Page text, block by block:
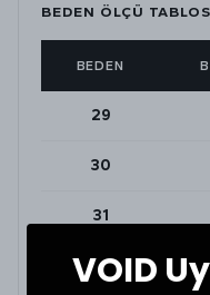
BEDEN ÖLÇÜ
BEDEN
29
30
31
32
VOID